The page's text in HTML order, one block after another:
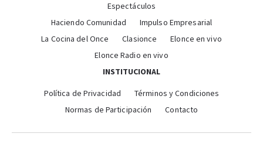
Espectáculos
Haciendo Comunidad
Impulso Empresarial
La Cocina del Once
Clasionce
Elonce en vivo
Elonce Radio en vivo
INSTITUCIONAL
Política de Privacidad
Términos y Condiciones
Normas de Participación
Contacto